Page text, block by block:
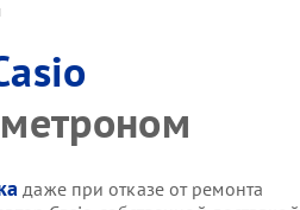
даже при отказе от ремонта